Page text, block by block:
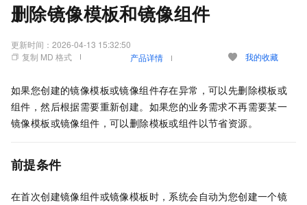
删除镜像模板和镜像组件
更新时间： 2026-04-13 15:32:50
复制 MD 格式
产品详情 我的收藏
如果您创建的镜像模板或镜像组件存在异常，可以先删除模板或
组件，然后根据需要重新创建。如果您的业务需求不再需要某一
镜像模板或镜像组件，可以删除模板或组件以节省资源。
前提条件
在首次创建镜像组件或镜像模板时，系统会自动为您创建一个镜